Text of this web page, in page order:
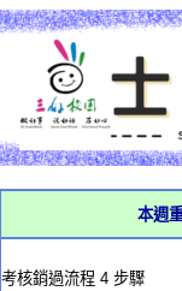
本週
考核銷過流程 4 步驟